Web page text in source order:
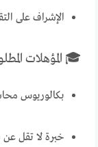
الإشراف على
🎓 المؤهلات
بكالوريوس
خبرة لا تقل عن